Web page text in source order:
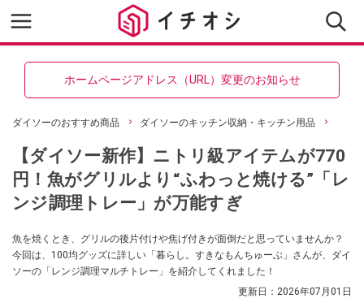
ホームページアドレス（URL）変更のお知らせ
ダイソーのおすすめ商品 ダイソーのキッチン収納・キッチン用品
【ダイソー新作】ニトリ級アイテムが770
円！魚がグリルより“ふわっと焼ける”「レ
ンジ調理トレー」が万能すぎ
魚を焼くとき、グリルの後片付けや焦げ付きが面倒だと思っていませんか？
今回は、100均グッズに詳しい「暮らし。すきなもんちゅーぶ」さんが、ダイ
ソーの「レンジ調理マルチトレー」を紹介してくれました！
更新日： 2026年07月01日